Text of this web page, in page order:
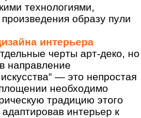
технологиями,
образу пули
интерьера
черты арт-деко, но
направление
— это непростая
необходимо
традицию этого
интерьер к